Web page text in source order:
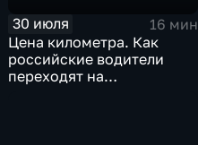
30 июля
16 мин
Цена километра. Как
российские водители
переходят на